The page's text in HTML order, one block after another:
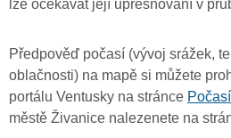
lze očekávat její upřesňování v
Předpověď počasí (vývoj srážek,
oblačnosti) na mapě si můžete
portálu Ventusky na stránce
městě Živanice nalezenete na